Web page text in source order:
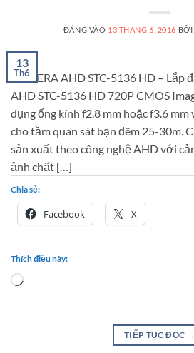
ĐĂNG VÀO 13 THÁNG 6, 2016 BỞI
13
Th6
CAMERA AHD STC-5136 HD – Lắp
AHD STC-5136 HD 720P CMOS
dụng ống kính f2.8 mm hoặc f3.6 mm
cho tầm quan sát bạn đêm 25-30m.
sản xuất theo công nghệ AHD với
ảnh chất […]
Chia sẻ:
Facebook X
Thích điều này:
Loading…
TIẾP TỤC ĐỌC →